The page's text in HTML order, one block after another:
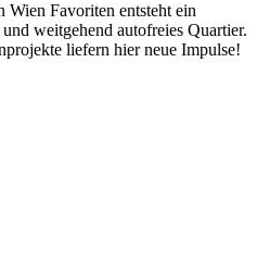
Favoriten entsteht ein
weitgehend autofreies Quartier.
liefern hier neue Impulse!